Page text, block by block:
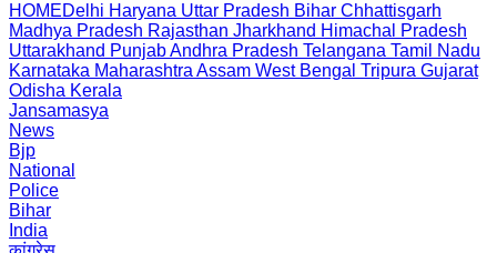
HOMEDelhi Haryana Uttar Pradesh Bihar Chhattisgarh
Madhya Pradesh Rajasthan Jharkhand Himachal Pradesh
Uttarakhand PunjabAndhra Pradesh Telangana Tamil Nadu
Karnataka Maharashtra Assam West Bengal Tripura Gujarat
Odisha Kerala
Jansamasya
News
Bjp
National
Police
Bihar
India